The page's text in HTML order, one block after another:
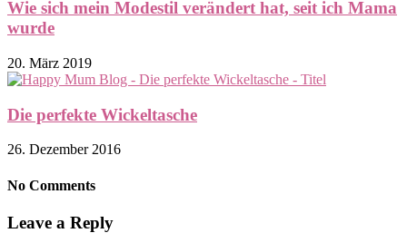
Wie sich mein Modestil verändert hat, seit ich Mama
wurde
20. März 2019
Die perfekte Wickeltasche
26. Dezember 2016
No Comments
Leave a Reply